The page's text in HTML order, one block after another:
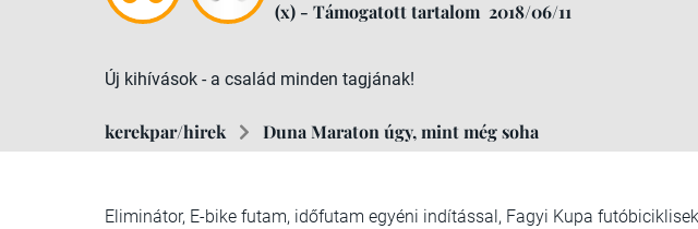
(x) - Támogatott tartalom 2018/06/11
Új kihívások - a család minden tagjának!
kerekpar/hirek Duna Maraton úgy, mint még soha
Eliminátor, E-bike futam, időfutam egyéni indítással, Fagyi Kupa